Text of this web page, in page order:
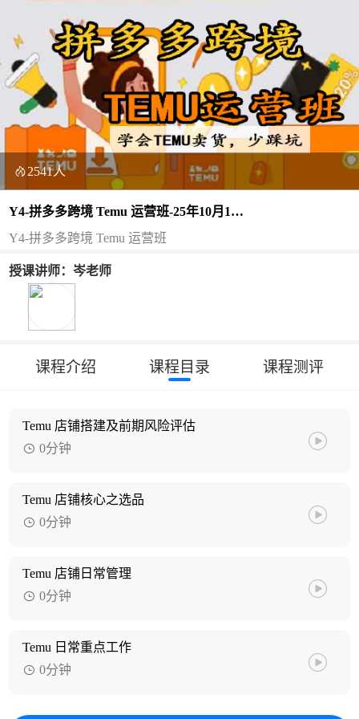
2541人
Y4-拼多多跨境 Temu 运营班-25年10月17
日（双师）
Y4-拼多多跨境 Temu 运营班
授课讲师：岑老师
课程介绍 课程目录 课程测评
Temu 店铺搭建及前期风险评估
0分钟
Temu 店铺核心之选品
0分钟
Temu 店铺日常管理
0分钟
Temu 日常重点工作
0分钟